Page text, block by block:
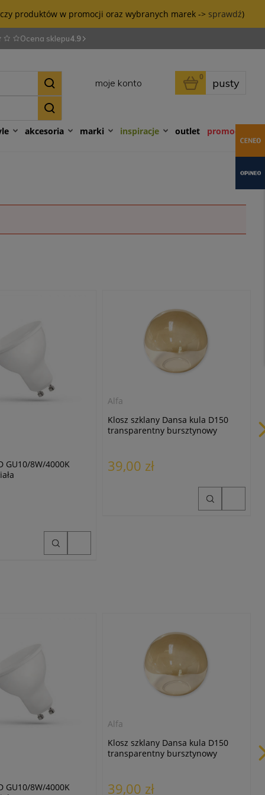
produktów w promocji oraz wybranych marek -> sprawdź)
Ocena sklepu4.9
moje konto pusty
0
akcesoria marki outlet promocje
inspiracje
GU10/8W/4000K
Alfa
Klosz szklany Dansa kula D150
transparentny bursztynowy
39,00 zł
GU10/8W/4000K
Alfa
Klosz szklany Dansa kula D150
transparentny bursztynowy
39,00 zł